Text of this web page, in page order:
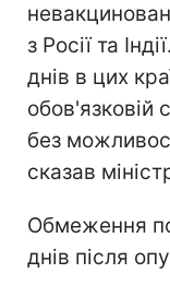
з Росії та
днів в цих
обов'язковій
без
сказав
Обмеження
днів після